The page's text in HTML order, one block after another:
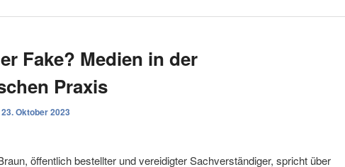
Fake? Medien in der
Praxis
23. Oktober 2023
öffentlich bestellter und vereidigter Sachverständiger, spricht über